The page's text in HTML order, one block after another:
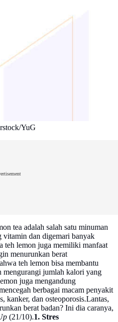
YuG
tea adalah salah satu minuman
vitamin dan digemari banyak
teh lemon juga memiliki manfaat
menurunkan berat
teh lemon bisa membantu
mengurangi jumlah kalori yang
juga mengandung
berbagai macam penyakit
kanker, dan osteoporosis.Lantas,
berat badan? Ini dia caranya,
(21/10).1. Stres